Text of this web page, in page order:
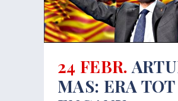
24 FEBR.
MAS: ERA